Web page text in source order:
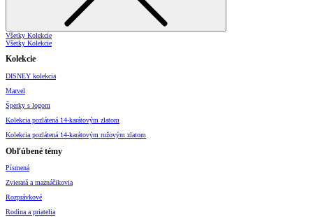
Všetky Kolekcie
Všetky Kolekcie
Kolekcie
DISNEY kolekcia
Marvel
Šperky s logom
Kolekcia pozlátená 14-karátovým zlatom
Kolekcia pozlátená 14-karátovým ružovým zlatom
Obľúbené témy
Písmená
Zvieratá a maznáčikovia
Rozprávkové
Rodina a priatelia